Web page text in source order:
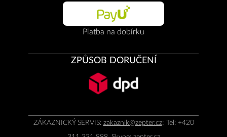
Platba na dobírku
ZPŮSOB DORUČENÍ
ZÁKAZNICKÝ SERVIS: zakaznik@zepter.cz; Tel: +420